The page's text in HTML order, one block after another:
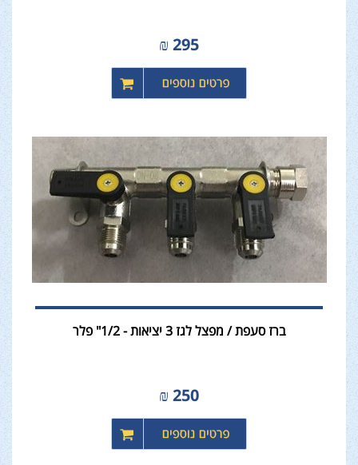
295
₪
ברז סעפת / מפצל לגז 3 יציאות - 1/2" פלר
250
₪